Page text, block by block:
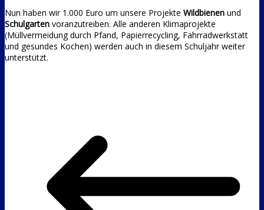
Nun haben wir 1.000 Euro um unsere Projekte Wildbienen und
Schulgarten voranzutreiben. Alle anderen Klimaprojekte
(Müllvermeidung durch Pfand, Papierrecycling, Fahrradwerkstatt
und gesundes Kochen) werden auch in diesem Schuljahr weiter
unterstützt.